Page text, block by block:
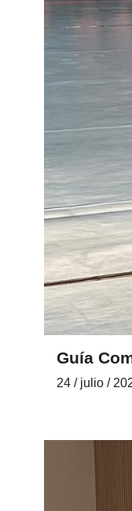
Guía
24 / julio /